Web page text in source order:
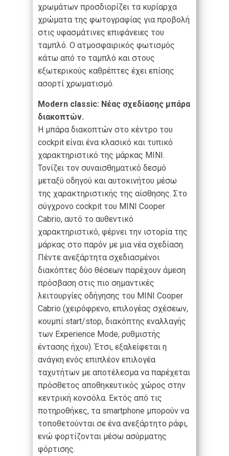
χρωμάτων προσδιορίζει τα κυρίαρχα
χρώματα της φωτογραφίας για προβολή
στις υφασμάτινες επιφάνειες του
ταμπλό. Ο ατμοσφαιρικός φωτισμός
κάτω από το ταμπλό και στους
εξωτερικούς καθρέπτες έχει επίσης
ασορτί χρωματισμό.
Modern classic: Νέας σχεδίασης μπάρα
διακοπτών.
Η μπάρα διακοπτών στο κέντρο του
cockpit είναι ένα κλασικό και τυπικό
χαρακτηριστικό της μάρκας MINI.
Τονίζει τον συναισθηματικό δεσμό
μεταξύ οδηγού και αυτοκινήτου μέσω
της χαρακτηριστικής της αίσθησης. Στο
σύγχρονο cockpit του MINI Cooper
Cabrio, αυτό το αυθεντικό
χαρακτηριστικό, φέρνει την ιστορία της
μάρκας στο παρόν με μια νέα σχεδίαση.
Πέντε ανεξάρτητα σχεδιασμένοι
διακόπτες δύο θέσεων παρέχουν άμεση
πρόσβαση στις πιο σημαντικές
λειτουργίες οδήγησης του MINI Cooper
Cabrio (χειρόφρενο, επιλογέας σχέσεων,
κουμπί start/stop, διακόπτης εναλλαγής
των Experience Mode, ρυθμιστής
έντασης ήχου). Έτσι, εξαλείφεται η
ανάγκη ενός επιπλέον επιλογέα
ταχυτήτων με αποτέλεσμα να παρέχεται
πρόσθετος αποθηκευτικός χώρος στην
κεντρική κονσόλα. Εκτός από τις
ποτηροθήκες, τα smartphone μπορούν να
τοποθετούνται σε ένα ανεξάρτητο ράφι,
ενώ φορτίζονται μέσω ασύρματης
φόρτισης.